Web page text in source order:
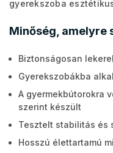
gyerekszoba
Minőség, amelyre
Biztonságosan
Gyerekszobákba
A gyermekbútorokra
szerint készült
Tesztelt stabilitás és
Hosszú élettartamú